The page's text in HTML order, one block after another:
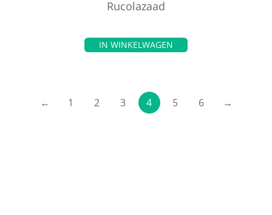
Rucolazaad
IN WINKELWAGEN
← 1 2 3 4 5 6 →